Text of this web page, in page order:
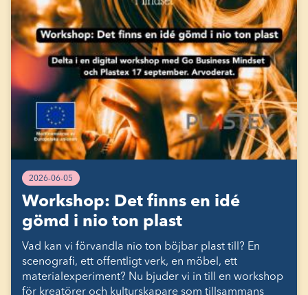
2026-06-05
Workshop: Det finns en idé
gömd i nio ton plast
Vad kan vi förvandla nio ton böjbar plast till? En
scenografi, ett offentligt verk, en möbel, ett
materialexperiment? Nu bjuder vi in till en workshop
för kreatörer och kulturskapare som tillsammans